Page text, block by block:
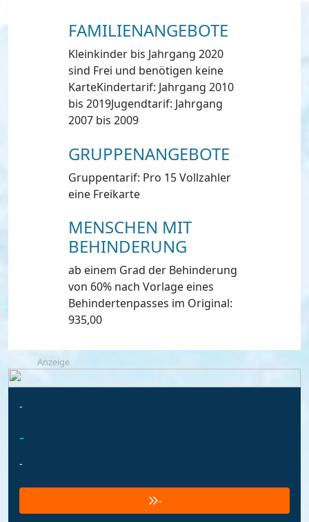
FAMILIENANGEBOTE
Kleinkinder bis Jahrgang 2020
sind Frei und benötigen keine
KarteKindertarif: Jahrgang 2010
bis 2019Jugendtarif: Jahrgang
2007 bis 2009
GRUPPENANGEBOTE
Gruppentarif: Pro 15 Vollzahler
eine Freikarte
MENSCHEN MIT
BEHINDERUNG
ab einem Grad der Behinderung
von 60% nach Vorlage eines
Behindertenpasses im Original:
935,00
Anzeige
-
-
-
-